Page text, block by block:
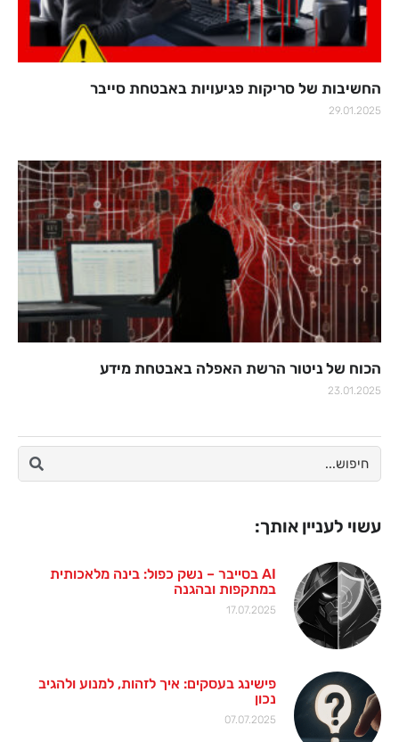
עשוי לעניין אותך:
AI בסייבר – נשק כפול: בינה מלאכותית
במתקפות ובהגנה
17.07.2025
פישינג בעסקים: איך לזהות, למנוע ולהגיב
נכון
07.07.2025
החשיבות של סריקות פגיעויות באבטחת סייבר
29.01.2025
הכוח של ניטור הרשת האפלה באבטחת מידע
23.01.2025